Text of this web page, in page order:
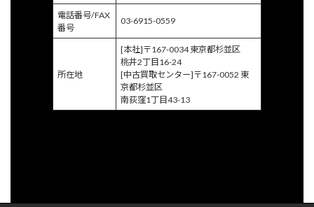
電話番号/FAX
番号
03-6915-0559
所在地
[本社]〒167-0034 東京都杉並区
桃井2丁目16-24
[中古買取センター]〒167-0052 東
京都杉並区
南荻窪1丁目43-13